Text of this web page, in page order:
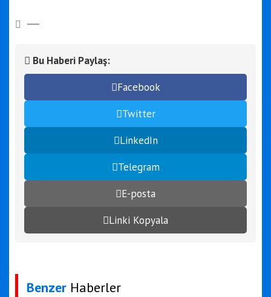
Bu Haberi Paylaş:
Facebook
Twitter
LinkedIn
Telegram
E-posta
Linki Kopyala
Benzer Haberler